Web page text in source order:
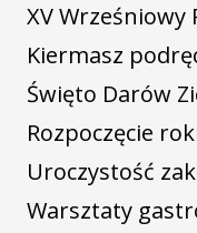
XV Wrześniowy
Kiermasz
Święto Darów
Rozpoczęcie
Uroczystość
Warsztaty